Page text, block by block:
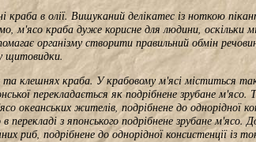
краба в олії. Вишуканий делікатес із ноткою
м'ясо краба дуже корисне для людини, оскільки
організму створити правильний обмін
щитовидки.
та клешнях краба. У крабовому м'ясі міститься
перекладається як подрібнене зрубане м'ясо.
океанських жителів, подрібнене до однорідної
з японського подрібнене зрубане м'ясо.
риб, подрібнене до однорідної консистенції із